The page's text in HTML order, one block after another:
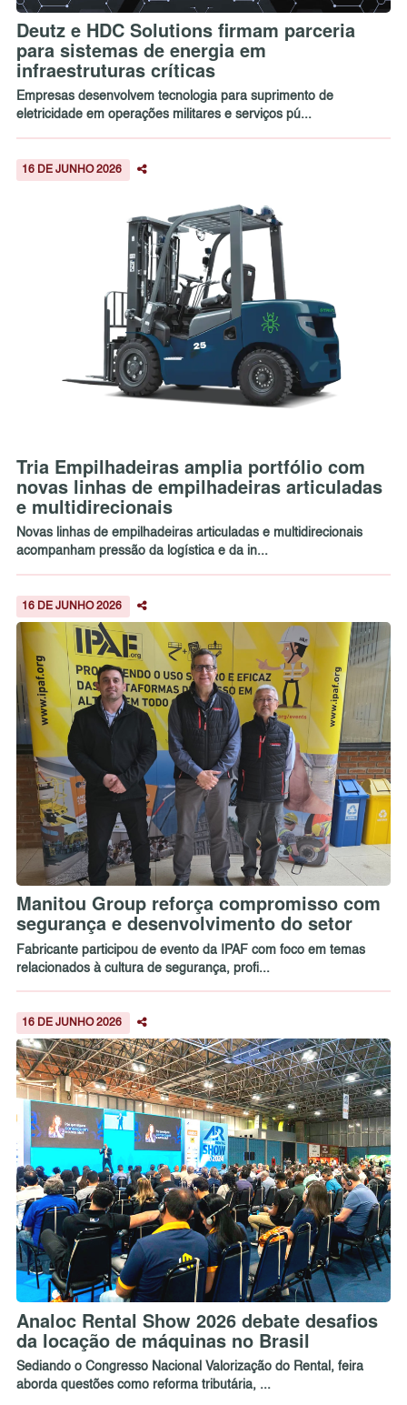
Deutz e HDC Solutions firmam parceria
para sistemas de energia em
infraestruturas críticas
Empresas desenvolvem tecnologia para suprimento de
eletricidade em operações militares e serviços pú...
16 DE JUNHO 2026
Tria Empilhadeiras amplia portfólio com
novas linhas de empilhadeiras articuladas
e multidirecionais
Novas linhas de empilhadeiras articuladas e multidirecionais
acompanham pressão da logística e da in...
16 DE JUNHO 2026
Manitou Group reforça compromisso com
segurança e desenvolvimento do setor
Fabricante participou de evento da IPAF com foco em temas
relacionados à cultura de segurança, profi...
16 DE JUNHO 2026
Analoc Rental Show 2026 debate desafios
da locação de máquinas no Brasil
Sediando o Congresso Nacional Valorização do Rental, feira
aborda questões como reforma tributária, ...